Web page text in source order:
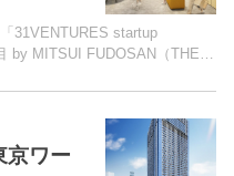
31VENTURES startup
by MITSUI FUDOSAN（THE
京ワー